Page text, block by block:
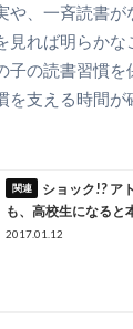
や、一斉読書
見れば明らか
子の読書習慣
を支える時間
ショック!? ア
も、高校生になると
2017.01.12